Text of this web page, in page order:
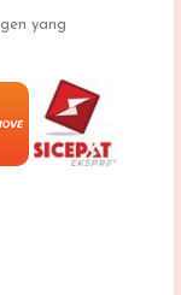
yang